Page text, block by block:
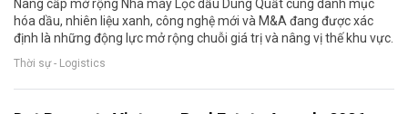
Nâng cấp mở rộng Nhà máy Lọc dầu Dung Quất cùng danh mục
hóa dầu, nhiên liệu xanh, công nghệ mới và M&A đang được xác
định là những động lực mở rộng chuỗi giá trị và nâng vị thế khu vực.
Thời sự - Logistics